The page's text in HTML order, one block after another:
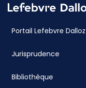
Portail Lefebvre Dalloz
Jurisprudence
Bibliothèque